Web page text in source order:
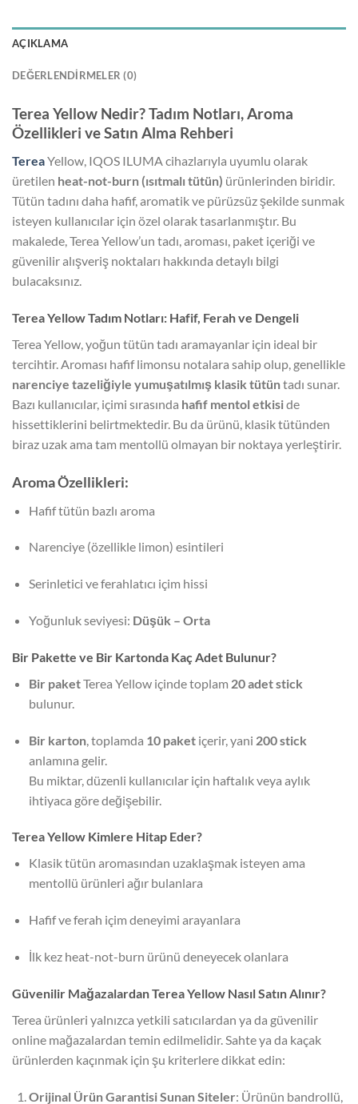
AÇIKLAMA
DEĞERLENDIRMELER (0)
Terea Yellow Nedir? Tadım Notları, Aroma
Özellikleri ve Satın Alma Rehberi
TereaYellow, IQOS ILUMA cihazlarıyla uyumlu olarak
üretilen heat-not-burn (ısıtmalı tütün) ürünlerinden biridir.
Tütün tadını daha hafif, aromatik ve pürüzsüz şekilde sunmak
isteyen kullanıcılar için özel olarak tasarlanmıştır. Bu
makalede, Terea Yellow’un tadı, aroması, paket içeriği ve
güvenilir alışveriş noktaları hakkında detaylı bilgi
bulacaksınız.
Terea Yellow Tadım Notları: Hafif, Ferah ve Dengeli
Terea Yellow, yoğun tütün tadı aramayanlar için ideal bir
tercihtir. Aroması hafif limonsu notalara sahip olup, genellikle
narenciye tazeliğiyle yumuşatılmış klasik tütüntadı sunar.
Bazı kullanıcılar, içimi sırasında hafif mentol etkiside
hissettiklerini belirtmektedir. Bu da ürünü, klasik tütünden
biraz uzak ama tam mentollü olmayan bir noktaya yerleştirir.
Aroma Özellikleri:
Hafif tütün bazlı aroma
Narenciye (özellikle limon) esintileri
Serinletici ve ferahlatıcı içim hissi
Yoğunluk seviyesi: Düşük – Orta
Bir Pakette ve Bir Kartonda Kaç Adet Bulunur?
Bir paketTerea Yellow içinde toplam 20 adet stick
bulunur.
Bir karton, toplamda 10 paketiçerir, yani 200 stick
anlamına gelir.
Bu miktar, düzenli kullanıcılar için haftalık veya aylık
ihtiyaca göre değişebilir.
Terea Yellow Kimlere Hitap Eder?
Klasik tütün aromasından uzaklaşmak isteyen ama
mentollü ürünleri ağır bulanlara
Hafif ve ferah içim deneyimi arayanlara
İlk kez heat-not-burn ürünü deneyecek olanlara
Güvenilir Mağazalardan Terea Yellow Nasıl Satın Alınır?
Terea ürünleri yalnızca yetkili satıcılardan ya da güvenilir
online mağazalardan temin edilmelidir. Sahte ya da kaçak
ürünlerden kaçınmak için şu kriterlere dikkat edin:
Orijinal Ürün Garantisi Sunan Siteler: Ürünün bandrollü,